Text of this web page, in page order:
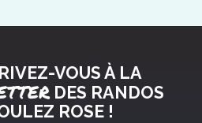
VOUS À LA
DES RANDOS
ROSE !